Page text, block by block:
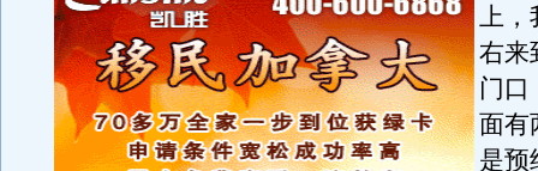
上，
右来
门口
面有
是预